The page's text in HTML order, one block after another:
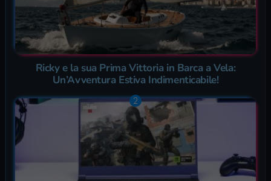
Ricky e la sua Prima Vittoria in Barca a Vela:
Un’Avventura Estiva Indimenticabile!